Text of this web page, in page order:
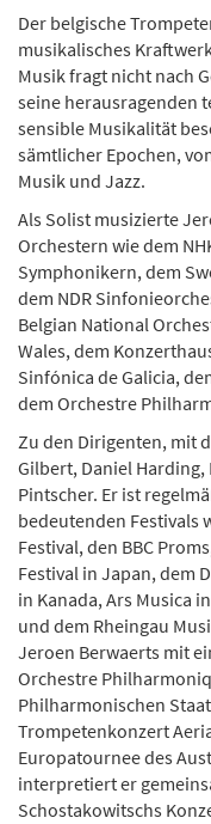
Der belgische
musikalisches
Musik fragt nicht nach
seine herausragenden
sensible Musikalität
sämtlicher Epochen,
Musik und Jazz.
Als Solist musizierte
Orchestern wie dem
Symphonikern, dem
dem NDR
Belgian National
Wales, dem
Sinfónica de Galicia,
dem Orchestre
Zu den Dirigenten, mit
Gilbert, Daniel
Pintscher. Er ist
bedeutenden Festivals
Festival, den BBC
Festival in Japan, dem
in Kanada, Ars Musica
und dem Rheingau
Jeroen Berwaerts mit
Orchestre
Philharmonischen
Trompetenkonzert
Europatournee des
interpretiert er
Schostakowitschs